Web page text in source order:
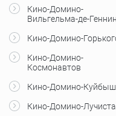
Кино-Домино-
Вильгельма-де-
Кино-Домино-
Кино-Домино-
Космонавтов
Кино-Домино-
Кино-Домино-